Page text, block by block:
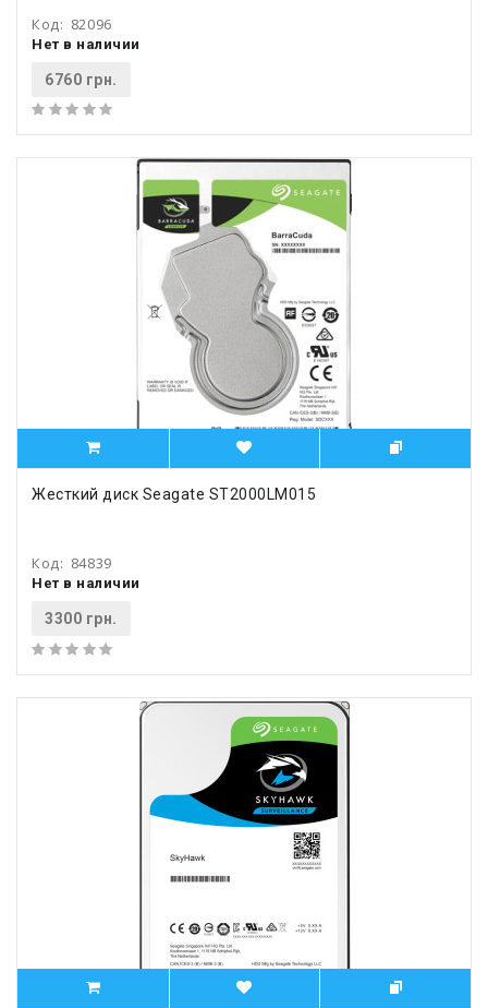
Код: 82096
Нет в наличии
6760 грн.
Жесткий диск Seagate ST2000LM015
Код: 84839
Нет в наличии
3300 грн.